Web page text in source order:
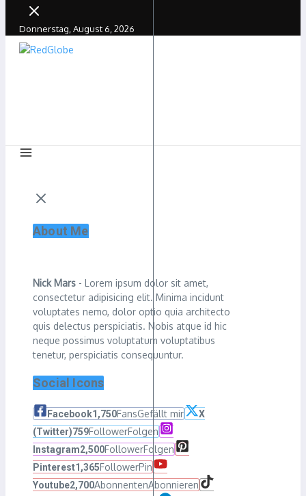
Donnerstag, August 6, 2026
About Me
Nick Mars - Lorem ipsum dolor sit amet,
consectetur adipisicing elit. Minima incidunt
voluptates nemo, dolor optio quia architecto
quis delectus perspiciatis. Nobis atque id hic
neque possimus voluptatum voluptatibus
tenetur, perspiciatis consequuntur.
Social Icons
Facebook1,750FansGefällt mir
X
(Twitter)759FollowerFolgen
Instagram2,500FollowerFolgen
Pinterest1,365FollowerPin
Youtube2,700AbonnentenAbonnieren